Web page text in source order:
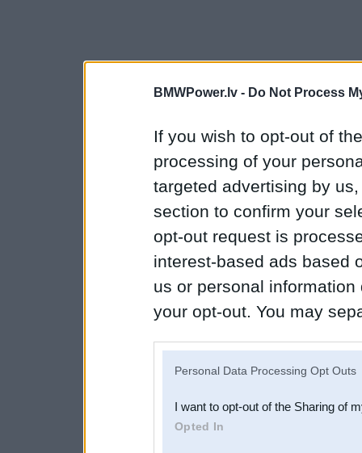
BMWPower.lv - Do Not Process
If you wish to opt-out of
processing of your
targeted advertising by
section to confirm your
opt-out request is
interest-based ads based
us or personal
your opt-out. You may
Downstream Participants
third parties.
Personal Data Processing Opt Outs
I want to opt-out of the Sharing of
Opted In